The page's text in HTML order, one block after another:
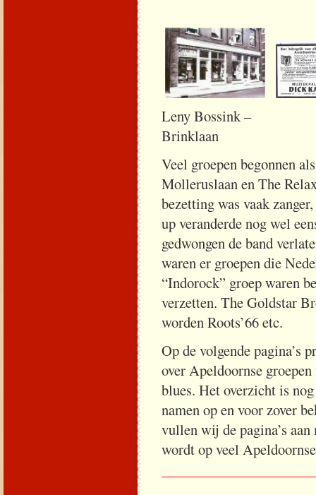
Leny Bossink –
Veel groepen begonnen
Molleruslaan en The
bezetting was vaak
up veranderde nog wel
gedwongen de band
waren er groepen die
“Indorock” groep waren
verzetten. The Goldstar
worden Roots’66 etc.
Op de volgende pagina’s
over Apeldoornse
blues. Het overzicht is
namen op en voor zover
vullen wij de pagina’s
wordt op veel